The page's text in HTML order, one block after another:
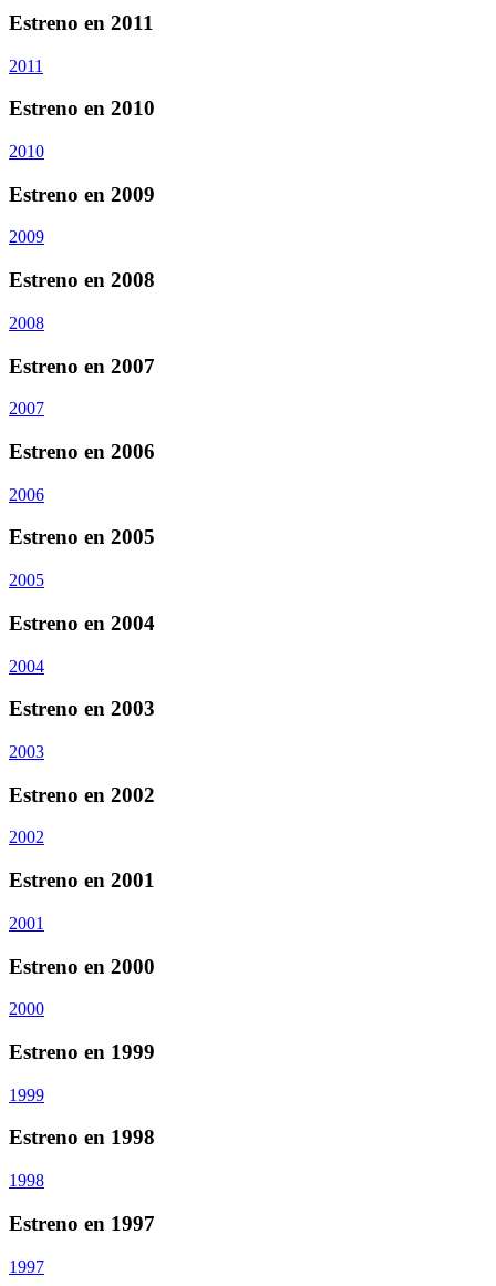
Estreno en 2011
2011
Estreno en 2010
2010
Estreno en 2009
2009
Estreno en 2008
2008
Estreno en 2007
2007
Estreno en 2006
2006
Estreno en 2005
2005
Estreno en 2004
2004
Estreno en 2003
2003
Estreno en 2002
2002
Estreno en 2001
2001
Estreno en 2000
2000
Estreno en 1999
1999
Estreno en 1998
1998
Estreno en 1997
1997